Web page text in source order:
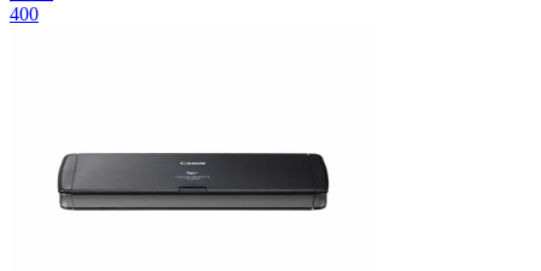
400